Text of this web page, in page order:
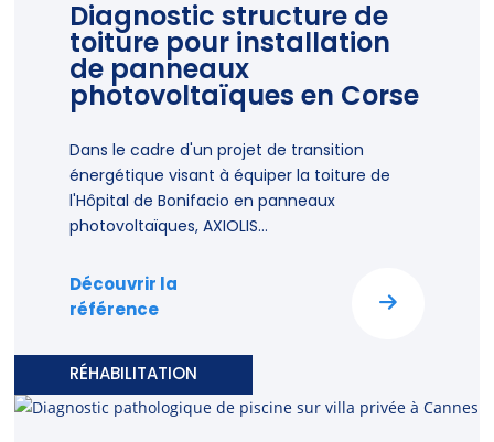
Diagnostic structure de
toiture pour installation
de panneaux
photovoltaïques en Corse
Dans le cadre d'un projet de transition
énergétique visant à équiper la toiture de
l'Hôpital de Bonifacio en panneaux
photovoltaïques, AXIOLIS...
Découvrir la
référence
RÉHABILITATION